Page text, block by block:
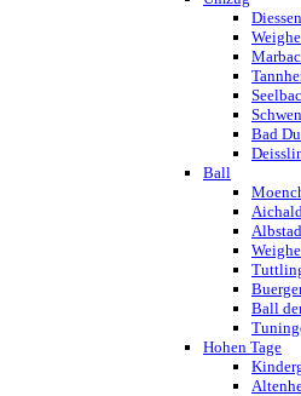
Bad
Ball
Ball
Hohen Tage